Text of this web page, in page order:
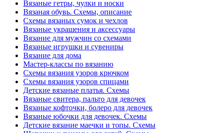
Вязаные гетры, чулки и носки
Вязаная обувь. Схемы, описание
Схемы вязаных сумок и чехлов
Вязаные украшения и аксессуары
Вязание для мужчин со схемами
Вязаные игрушки и сувениры
Вязание для дома
Мастер-классы по вязанию
Схемы вязания узоров крючком
Схемы вязания узоров спицами
Детские вязаные платья. Схемы
Вязаные свитера, пальто для девочек
Вязаные кофточки, болеро для девочек
Вязаные юбочки для девочек. Схемы
Детские вязание маечки и топы. Схемы